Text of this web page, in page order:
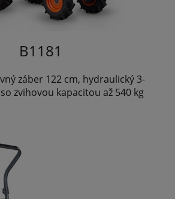
B1181
záber 122 cm, hydraulický 3-
zvihovou kapacitou až 540 kg